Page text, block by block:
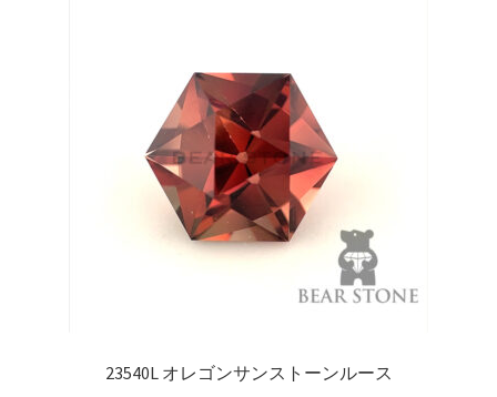
23540L オレゴンサンストーンルース